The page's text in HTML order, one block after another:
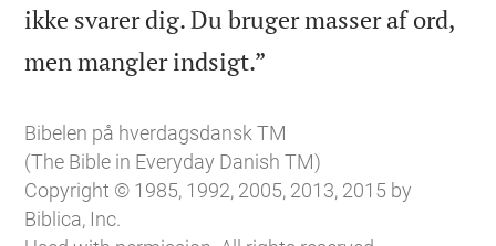
ikke svarer dig. Du bruger masser af ord,
men mangler indsigt.”
Bibelen på hverdagsdansk TM
(The Bible in Everyday Danish TM)
Copyright © 1985, 1992, 2005, 2013, 2015 by
Biblica, Inc.